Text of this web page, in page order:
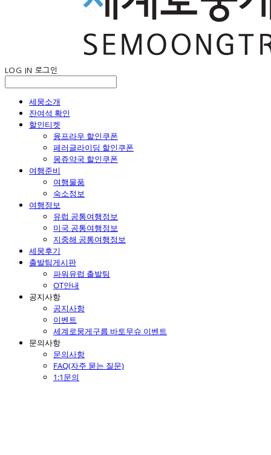
LOG IN 로그인
세뭉소개
잔여석 확인
할인티켓
융프라우 할인쿠폰
페러글라이딩 할인쿠폰
몽쥬약국 할인쿠폰
여행준비
여행물품
숙소정보
여행정보
유럽 공통여행정보
미국 공통여행정보
지중해 공통여행정보
세뭉후기
출발팀게시판
파워유럽 출발팀
OT안내
공지사항
공지사항
이벤트
세계로뭉게구름 바토무슈 이벤트
문의사항
문의사항
FAQ(자주 묻는 질문)
1:1문의